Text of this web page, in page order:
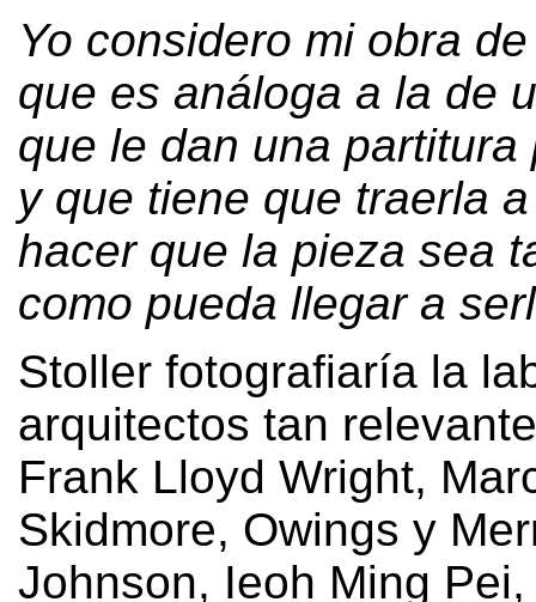
Yo considero mi obra
que es análoga a la de
que le dan una partitura
y que tiene que traerla
hacer que la pieza sea
como pueda llegar a
Stoller fotografiaría la
arquitectos tan
Frank Lloyd Wright,
Skidmore, Owings y
Johnson, Ieoh Ming Pei